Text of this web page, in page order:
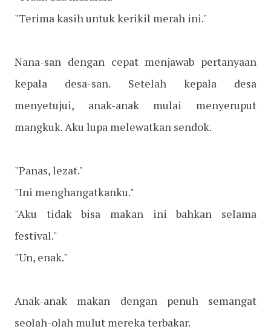
"Terima kasih untuk kerikil merah ini."
Nana-san dengan cepat menjawab pertanyaan
kepala desa-san. Setelah kepala desa
menyetujui, anak-anak mulai menyeruput
mangkuk. Aku lupa melewatkan sendok.
"Panas, lezat."
"Ini menghangatkanku."
"Aku tidak bisa makan ini bahkan selama
festival."
"Un, enak."
Anak-anak makan dengan penuh semangat
seolah-olah mulut mereka terbakar.